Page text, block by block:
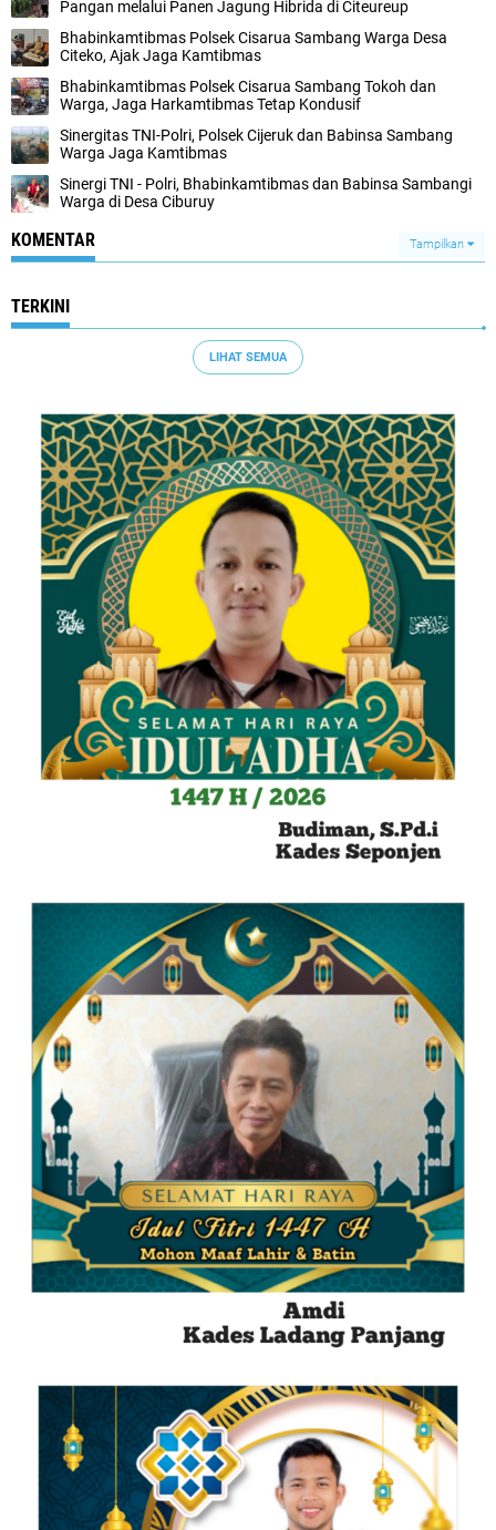
Pangan melalui Panen Jagung Hibrida di Citeureup
Bhabinkamtibmas Polsek Cisarua Sambang Warga Desa
Citeko, Ajak Jaga Kamtibmas
Bhabinkamtibmas Polsek Cisarua Sambang Tokoh dan
Warga, Jaga Harkamtibmas Tetap Kondusif
Sinergitas TNI-Polri, Polsek Cijeruk dan Babinsa Sambang
Warga Jaga Kamtibmas
Sinergi TNI - Polri, Bhabinkamtibmas dan Babinsa Sambangi
Warga di Desa Ciburuy
KOMENTAR Tampilkan
TERKINI
LIHAT SEMUA